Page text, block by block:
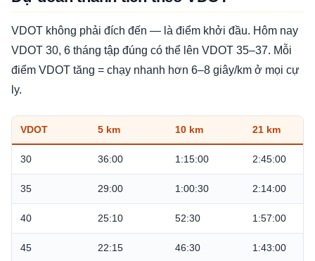
VDOT không phải đích đến — là điểm khởi đầu. Hôm nay
VDOT 30, 6 tháng tập đúng có thể lên VDOT 35–37. Mỗi
điểm VDOT tăng = chạy nhanh hơn 6–8 giây/km ở mọi cự
ly.
VDOT 5 km 10 km 21 km
30 36:00 1:15:00 2:45:00
35 29:00 1:00:30 2:14:00
40 25:10 52:30 1:57:00
45 22:15 46:30 1:43:00